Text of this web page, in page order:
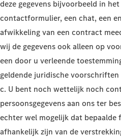
deze gegevens bijvoorbeeld in
contactformulier, een chat, een
afwikkeling van een contract
wij de gegevens ook alleen op
een door u verleende
geldende juridische voorschriften
c. U bent noch wettelijk noch
persoonsgegevens aan ons ter
echter wel mogelijk dat bepaalde
afhankelijk zijn van de